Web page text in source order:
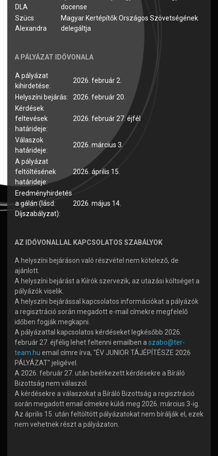
DLA
docense
Szücs
Alexandra
Magyar Kertépítők Országos Szövetségének
delegáltja
A PÁLYÁZAT IDŐVONALA
A pályázat
kihirdetése:
2026. február 2.
Helyszíni bejárás:
2026. február 20.
Kérdések
feltevések
határideje:
2026. február 27. éjfél
Válaszok
határideje:
2026. március 3.
A pályázat
feltöltésének
határideje:
2026. április 15.
Eredményhirdetés
a gálán (lásd:
Díjszabályzat):
2026. május 14.
AZ IDŐVONALLAL KAPCSOLATOS SZABÁLYOK
A helyszíni bejáráson való részvétel nem kötelező, de
ajánlott.
A helyszíni bejárást a Kiírók szervezik, az utazási költséget a
pályázók viselik.
A helyszíni bejárással kapcsolatos információkat a pályázók
a regisztráció során megadott e-mail címekre megfelelő
időben fogják megkapni.
A pályázattal kapcsolatos kérdéseket legkésőbb 2026.
február 27. éjfélig lehet feltenni emailben a szabo@ter-
team.hu email címre írva, "ÉV JUNIOR TÁJÉPÍTÉSZE 2026
PÁLYÁZAT" jeligével.
A 2026. február 27. után beérkezett kérdésekre a Bíráló
Bizottság nem válaszol.
A kérdésekre a válaszokat a Bíráló Bizottság a regisztráció
során megadott email címekre küldi meg 2026. március 3-ig.
Az április 15. után feltöltött pályázatokat nem bírálják el, ezek
nem vehetnek részt a pályázaton.